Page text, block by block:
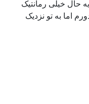
حال خیلی رمانتیک
اما به تو نزدیک